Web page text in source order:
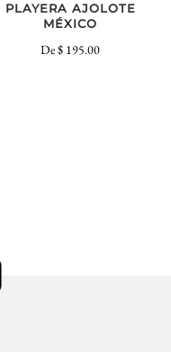
PLAYERA AJOLOTE
MÉXICO
De$ 195.00